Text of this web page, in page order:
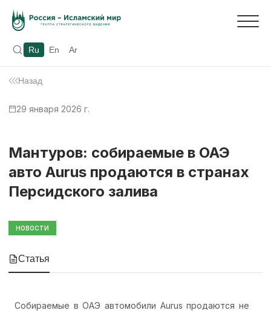
Ru En Ar
Назад
29 января 2026 г.
Мантуров: собираемые в ОАЭ
авто Aurus продаются в странах
Персидского залива
НОВОСТИ
Статья
Собираемые в ОАЭ автомобили Aurus продаются не